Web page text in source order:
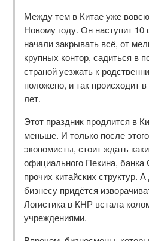
Между тем в Китае уже вовсю
Новому году. Он наступит
начали закрывать всё, от
крупных контор, садиться в
страной уезжать к
положено, и так происходит
лет.
Этот праздник продлится в
меньше. И только после
экономисты, стоит ждать
официального Пекина, банка
прочих китайских структур.
бизнесу придётся
Логистика в КНР встала
учреждениями.